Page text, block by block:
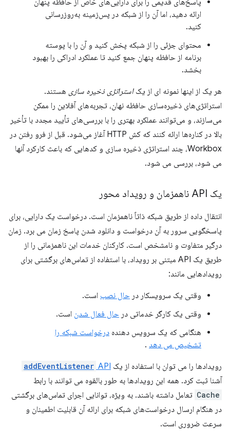
پاسخ‌های قدیمی را برای دارایی‌های خاص از حافظه پنهان
ارائه دهید، اما آن را از شبکه در پس‌زمینه به‌روزرسانی
کنید.
محتوای جزئی را از شبکه پخش کنید و آن را با پوسته
برنامه از حافظه پنهان جمع کنید تا عملکرد ادراکی را بهبود
بخشد.
هر یک از اینها نمونه ای از یکاستراتژی ذخیره سازی هستند.
استراتژی‌های ذخیره‌سازی حافظه نهان، تجربه‌های آفلاین را ممکن
می‌سازند، و می‌توانند عملکرد بهتری را با بررسی‌های تأیید مجدد با تأخیر
بالا در کناره‌ها ارائه کنند که کش HTTP آغاز می‌شود. قبل از فرو رفتن در
Workbox، چند استراتژی ذخیره سازی و کدهایی که باعث کارکرد آنها
می شود، بررسی می شود.
یک API ناهمزمان و رویداد محور
انتقال داده از طریق شبکه ذاتاً ناهمزمان است. درخواست یک دارایی، برای
پاسخگویی سرور به آن درخواست و دانلود شدن پاسخ زمان می برد. زمان
درگیر متفاوت و نامشخص است. کارکنان خدمات این ناهمزمانی را از
طریق یک API مبتنی بر رویداد، با استفاده از تماس‌های برگشتی برای
رویدادهایی مانند:
وقتی یک سرویسکار در حال نصب است.
وقتی یک کارگر خدماتی در حال فعال شدن است.
هنگامی که یک سرویس دهنده درخواست شبکه را
تشخیص می دهد .
رویدادها را می توان با استفاده از یک addEventListener API
آشنا ثبت کرد. همه این رویدادها به طور بالقوه می توانند با رابط
Cache تعامل داشته باشند. به ویژه، توانایی اجرای تماس‌های برگشتی
در هنگام ارسال درخواست‌های شبکه برای ارائه آن قابلیت اطمینان و
سرعت ضروری است.